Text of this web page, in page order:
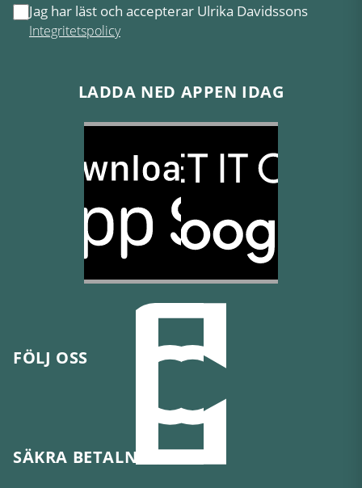
Jag har läst och accepterar Ulrika Davidssons
Integritetspolicy
LADDA NED APPEN IDAG
FÖLJ OSS
SÄKRA BETALNINGAR